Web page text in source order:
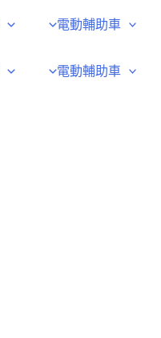
電動輔助車
電動輔助車